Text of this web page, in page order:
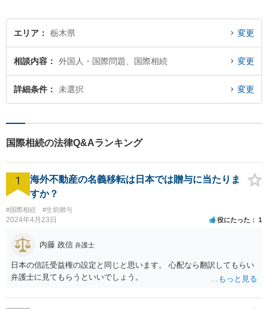
エリア 栃木県 変更
相談内容 外国人・国際問題、国際相続 変更
詳細条件 未選択 変更
国際相続の法律Q&Aランキング
1
海外不動産の名義移転は日本では贈与に当たりま
すか？
#国際相続 #生前贈与
2024年4月23日 役にたった 1
内藤 政信 弁護士
日本の信託受益権の設定と同じと思います。 心配なら翻訳してもらい
弁護士に見てもらうといいでしょう。